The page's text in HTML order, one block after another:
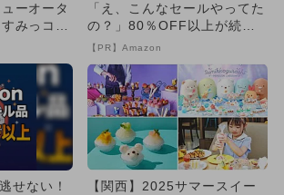
ーオータ
みっコぐ
「え、こんなセールやってた
の？」80％OFF以上が続々
登場！Amazonの本気が...
【PR】Amazon
せない！
【関西】2025サマースイー